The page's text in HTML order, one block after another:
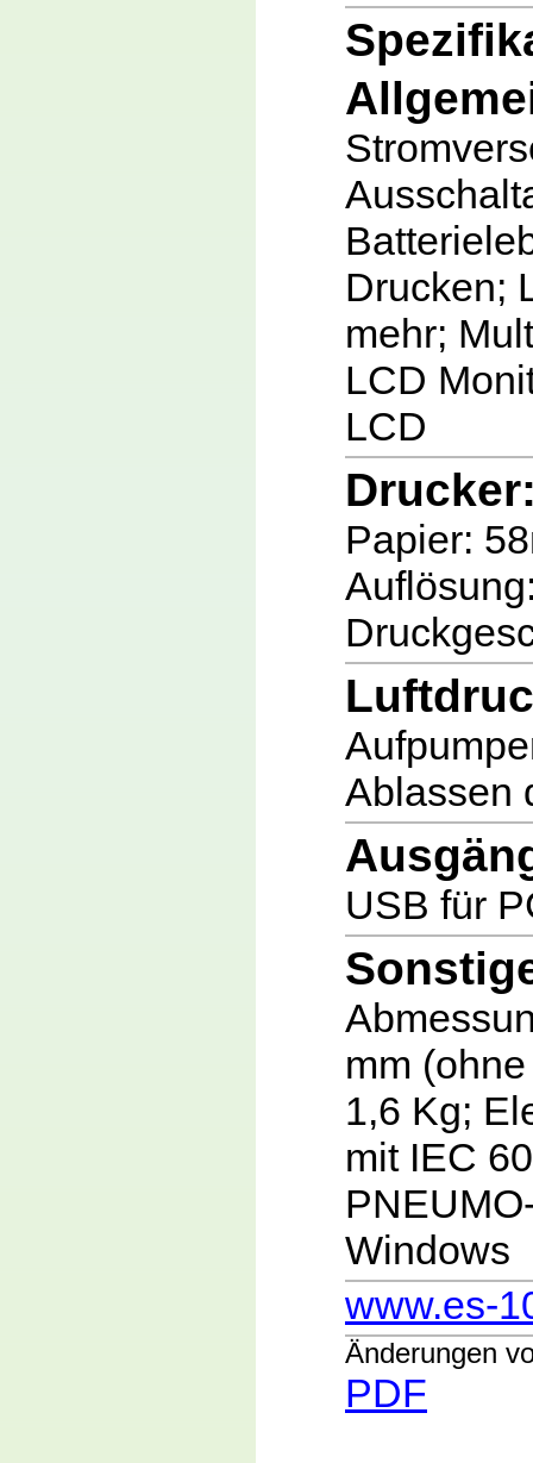
Drucken;
mehr;
LCD
LCD
Papier:
Ablassen
USB für
mm
1,6 Kg;
mit IEC
Windows
www.es-
Änderungen
PDF